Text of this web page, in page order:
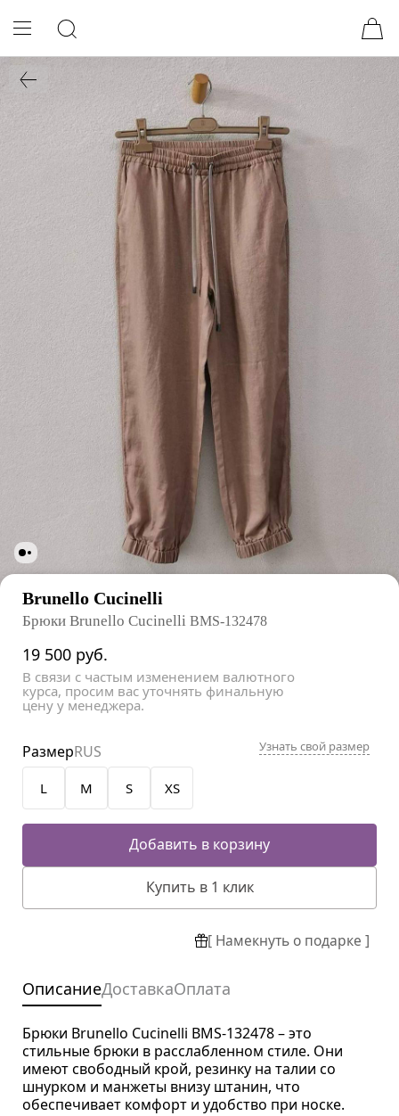
Brunello Cucinelli
Брюки Brunello Cucinelli BMS-132478
19 500 руб.
В связи с частым изменением валютного
курса, просим вас уточнять финальную
цену у менеджера.
L M S XS
РазмерRUS Узнать свой размер
Добавить в корзину
Купить в 1 клик
[ Намекнуть о подарке ]
ОписаниеДоставкаОплата
Брюки Brunello Cucinelli BMS-132478 – это
стильные брюки в расслабленном стиле. Они
имеют свободный крой, резинку на талии со
шнурком и манжеты внизу штанин, что
обеспечивает комфорт и удобство при носке.